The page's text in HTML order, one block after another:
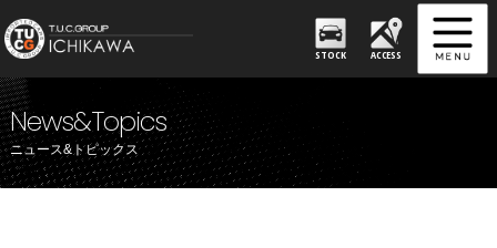
STOCK ACCESS
News&Topics
ニュース&トピックス